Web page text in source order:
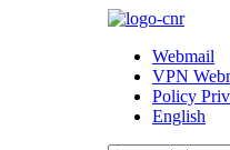
Webmail
VPN
Policy
English